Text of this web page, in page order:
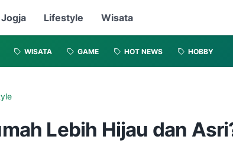
Lifestyle Wisata
WISATA GAME HOT NEWS HOBBY
Lebih Hijau dan